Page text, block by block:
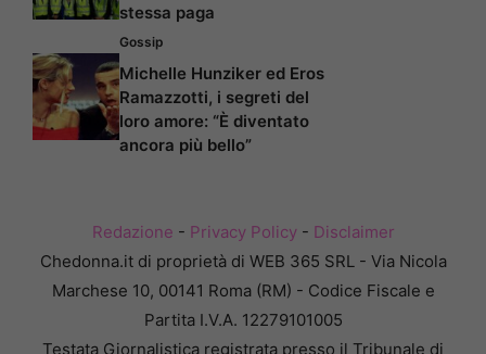
stessa paga
Gossip
Michelle Hunziker ed Eros
Ramazzotti, i segreti del
loro amore: “È diventato
ancora più bello”
Redazione - Privacy Policy- Disclaimer
Chedonna.it di proprietà di WEB 365 SRL - Via Nicola
Marchese 10, 00141 Roma (RM) - Codice Fiscale e
Partita I.V.A. 12279101005
Testata Giornalistica registrata presso il Tribunale di